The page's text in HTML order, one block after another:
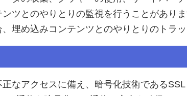
ツとのやりとりの監視を行うことがあり
埋め込みコンテンツとのやりとりのトラッ
なアクセスに備え、暗号化技術である